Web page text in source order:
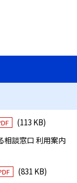
(113 KB)
る相談窓口 利用案内
(831 KB)